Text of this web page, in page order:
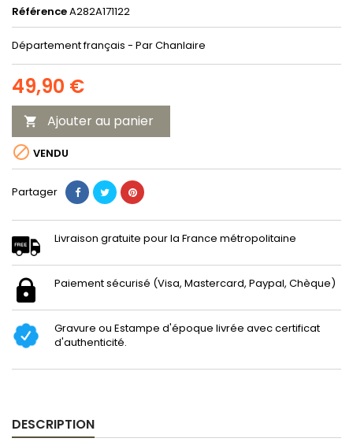
RéférenceA282A171122
Département français - Par Chanlaire
49,90 €
 Ajouter au panier
 VENDU
Partager
Livraison gratuite pour la France métropolitaine
Paiement sécurisé (Visa, Mastercard, Paypal, Chèque)
Gravure ou Estampe d'époque livrée avec certificat
d'authenticité.
DESCRIPTION